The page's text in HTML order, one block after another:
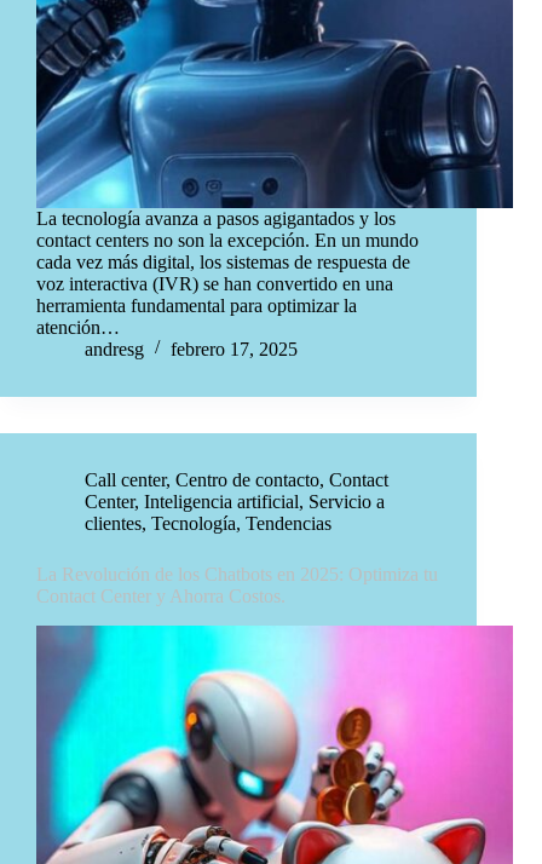
La tecnología avanza a pasos agigantados y los
contact centers no son la excepción. En un mundo
cada vez más digital, los sistemas de respuesta de
voz interactiva (IVR) se han convertido en una
herramienta fundamental para optimizar la
atención…
andresg
febrero 17, 2025
Call center, Centro de contacto, Contact
Center, Inteligencia artificial, Servicio a
clientes, Tecnología, Tendencias
La Revolución de los Chatbots en 2025: Optimiza tu
Contact Center y Ahorra Costos.